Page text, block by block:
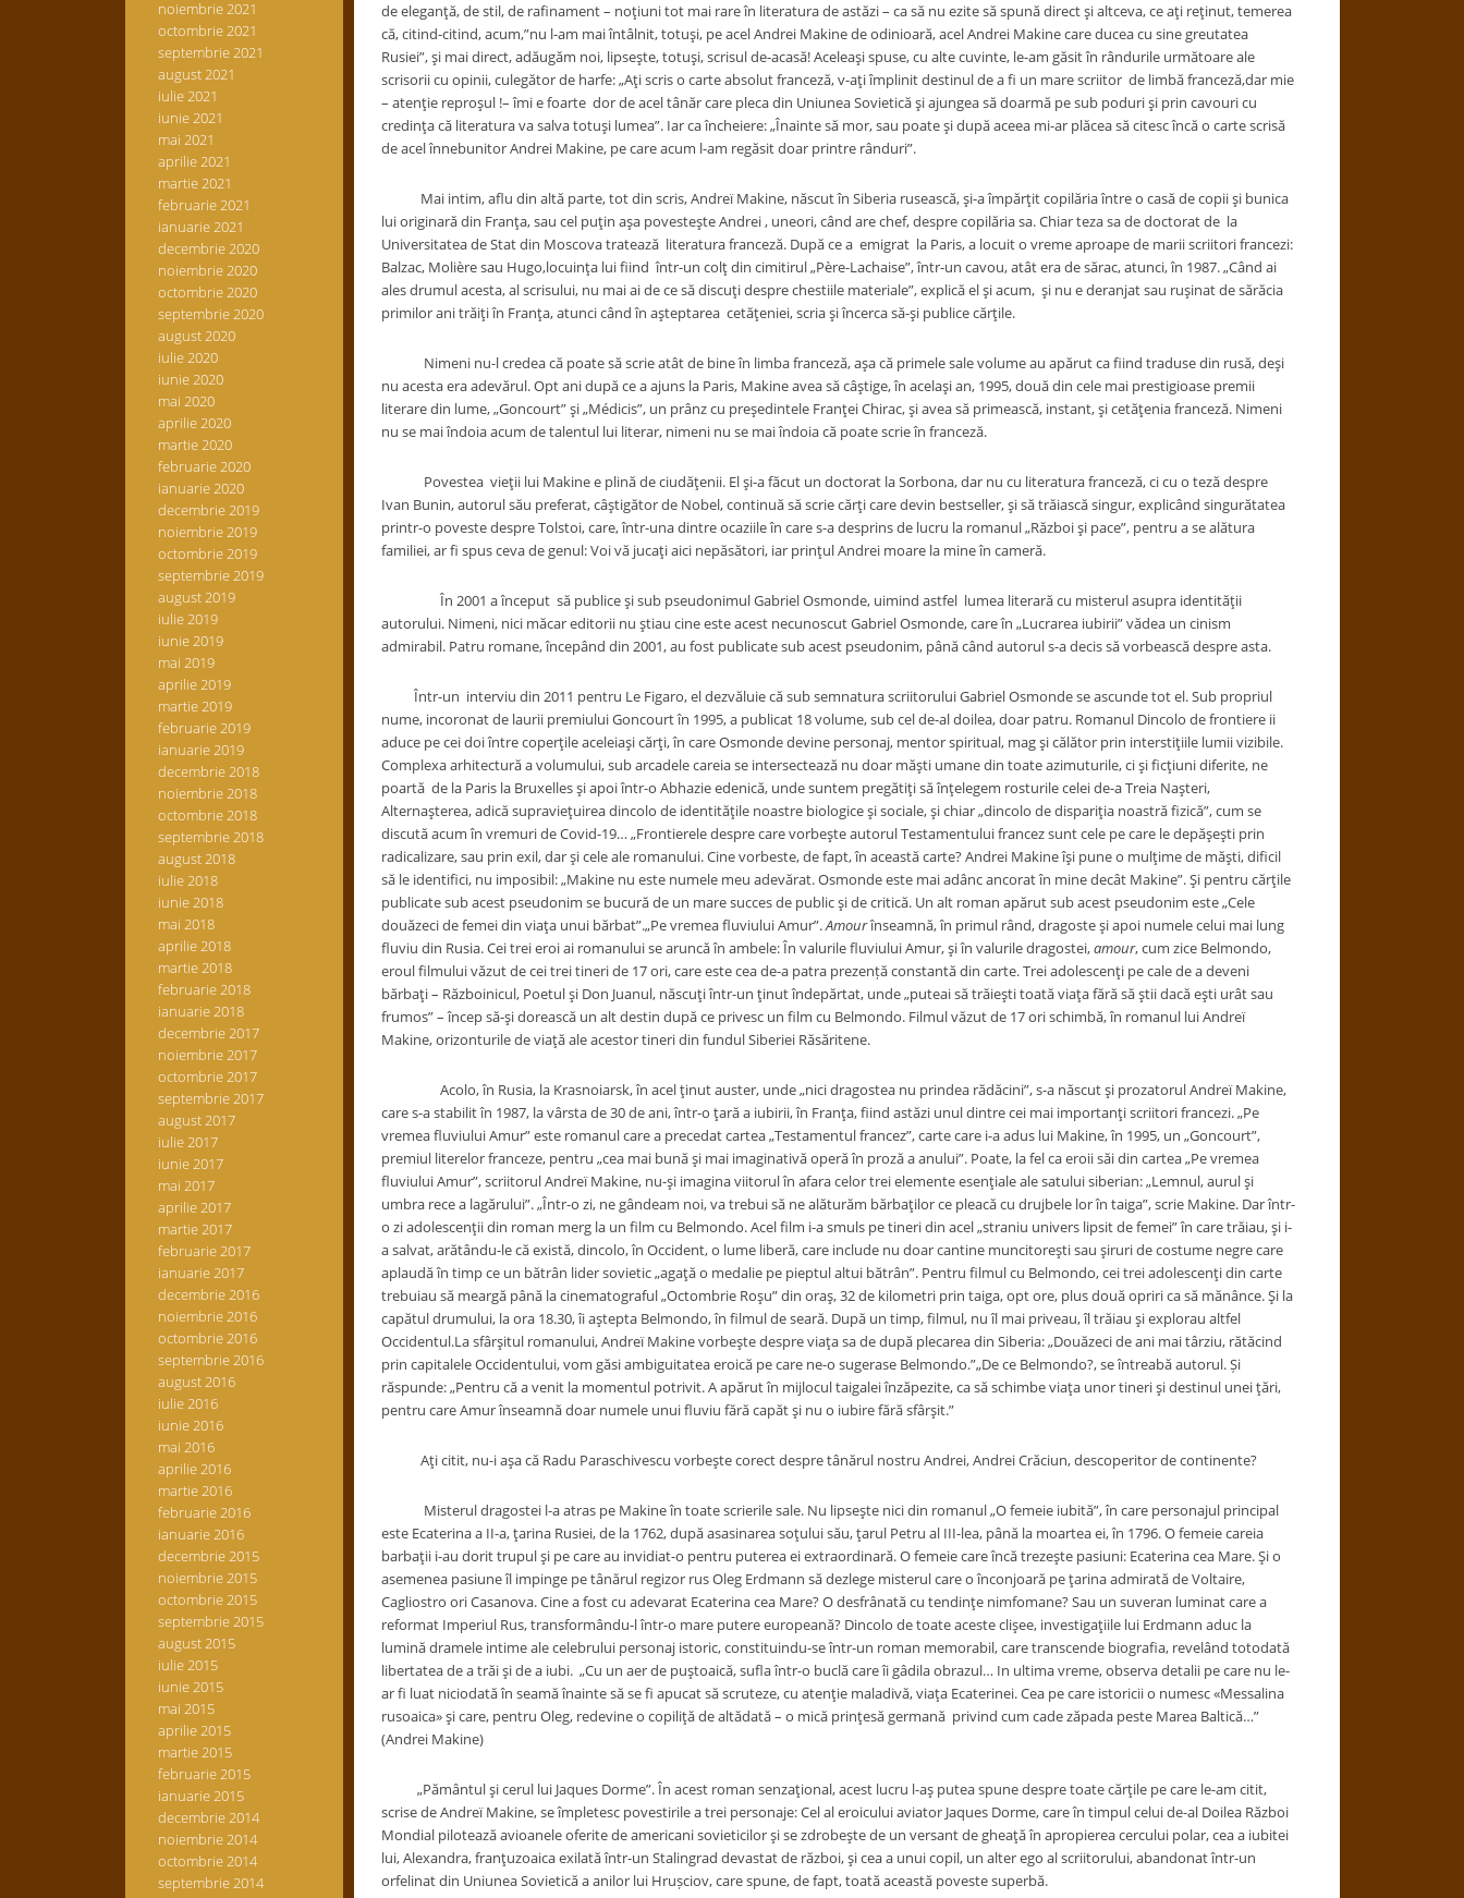
noiembrie 2021
octombrie 2021
septembrie 2021
august 2021
iulie 2021
iunie 2021
mai 2021
aprilie 2021
martie 2021
februarie 2021
ianuarie 2021
decembrie 2020
noiembrie 2020
octombrie 2020
septembrie 2020
august 2020
iulie 2020
iunie 2020
mai 2020
aprilie 2020
martie 2020
februarie 2020
ianuarie 2020
decembrie 2019
noiembrie 2019
octombrie 2019
septembrie 2019
august 2019
iulie 2019
iunie 2019
mai 2019
aprilie 2019
martie 2019
februarie 2019
ianuarie 2019
decembrie 2018
noiembrie 2018
octombrie 2018
septembrie 2018
august 2018
iulie 2018
iunie 2018
mai 2018
aprilie 2018
martie 2018
februarie 2018
ianuarie 2018
decembrie 2017
noiembrie 2017
octombrie 2017
septembrie 2017
august 2017
iulie 2017
iunie 2017
mai 2017
aprilie 2017
martie 2017
februarie 2017
ianuarie 2017
decembrie 2016
noiembrie 2016
octombrie 2016
septembrie 2016
august 2016
iulie 2016
iunie 2016
mai 2016
aprilie 2016
martie 2016
februarie 2016
ianuarie 2016
decembrie 2015
noiembrie 2015
octombrie 2015
septembrie 2015
august 2015
iulie 2015
iunie 2015
mai 2015
aprilie 2015
martie 2015
februarie 2015
ianuarie 2015
decembrie 2014
noiembrie 2014
octombrie 2014
septembrie 2014
de eleganţă, de stil, de rafinament – noţiuni tot mai rare în literatura de astăzi – ca să nu ezite să spună direct şi altceva, ce aţi reţinut, temerea
că, citind-citind, acum,”nu l-am mai întâlnit, totuşi, pe acel Andrei Makine de odinioară, acel Andrei Makine care ducea cu sine greutatea
Rusiei”, şi mai direct, adăugăm noi, lipseşte, totuşi, scrisul de-acasă! Aceleaşi spuse, cu alte cuvinte, le-am găsit în rândurile următoare ale
scrisorii cu opinii, culegător de harfe: „Aţi scris o carte absolut franceză, v-aţi împlinit destinul de a fi un mare scriitor de limbă franceză,dar mie
– atenţie reproşul !– îmi e foarte dor de acel tânăr care pleca din Uniunea Sovietică şi ajungea să doarmă pe sub poduri şi prin cavouri cu
credinţa că literatura va salva totuşi lumea”. Iar ca încheiere: „Înainte să mor, sau poate şi după aceea mi-ar plăcea să citesc încă o carte scrisă
de acel înnebunitor Andrei Makine, pe care acum l-am regăsit doar printre rânduri”.
Mai intim, aflu din altă parte, tot din scris, Andreï Makine, născut în Siberia rusească, şi-a împărţit copilăria între o casă de copii şi bunica
lui originară din Franţa, sau cel puţin aşa povesteşte Andrei , uneori, când are chef, despre copilăria sa. Chiar teza sa de doctorat de la
Universitatea de Stat din Moscova tratează literatura franceză. După ce a emigrat la Paris, a locuit o vreme aproape de marii scriitori francezi:
Balzac, Molière sau Hugo,locuinţa lui fiind într-un colţ din cimitirul „Père-Lachaise”, într-un cavou, atât era de sărac, atunci, în 1987. „Când ai
ales drumul acesta, al scrisului, nu mai ai de ce să discuţi despre chestiile materiale”, explică el şi acum, şi nu e deranjat sau ruşinat de sărăcia
primilor ani trăiţi în Franţa, atunci când în aşteptarea cetăţeniei, scria şi încerca să-şi publice cărţile.
Nimeni nu-l credea că poate să scrie atât de bine în limba franceză, aşa că primele sale volume au apărut ca fiind traduse din rusă, deşi
nu acesta era adevărul. Opt ani după ce a ajuns la Paris, Makine avea să câştige, în acelaşi an, 1995, două din cele mai prestigioase premii
literare din lume, „Goncourt” şi „Médicis”, un prânz cu preşedintele Franţei Chirac, şi avea să primească, instant, şi cetăţenia franceză. Nimeni
nu se mai îndoia acum de talentul lui literar, nimeni nu se mai îndoia că poate scrie în franceză.
Povestea vieţii lui Makine e plină de ciudăţenii. El şi-a făcut un doctorat la Sorbona, dar nu cu literatura franceză, ci cu o teză despre
Ivan Bunin, autorul său preferat, câştigător de Nobel, continuă să scrie cărţi care devin bestseller, şi să trăiască singur, explicând singurătatea
printr-o poveste despre Tolstoi, care, într-una dintre ocaziile în care s-a desprins de lucru la romanul „Război şi pace”, pentru a se alătura
familiei, ar fi spus ceva de genul: Voi vă jucaţi aici nepăsători, iar prinţul Andrei moare la mine în cameră.
În 2001 a început să publice şi sub pseudonimul Gabriel Osmonde, uimind astfel lumea literară cu misterul asupra identităţii
autorului. Nimeni, nici măcar editorii nu ştiau cine este acest necunoscut Gabriel Osmonde, care în „Lucrarea iubirii” vădea un cinism
admirabil. Patru romane, începând din 2001, au fost publicate sub acest pseudonim, până când autorul s-a decis să vorbească despre asta.
Într-un interviu din 2011 pentru Le Figaro, el dezvăluie că sub semnatura scriitorului Gabriel Osmonde se ascunde tot el. Sub propriul
nume, incoronat de laurii premiului Goncourt în 1995, a publicat 18 volume, sub cel de-al doilea, doar patru. Romanul Dincolo de frontiere ii
aduce pe cei doi între coperţile aceleiaşi cărţi, în care Osmonde devine personaj, mentor spiritual, mag şi călător prin interstiţiile lumii vizibile.
Complexa arhitectură a volumului, sub arcadele careia se intersectează nu doar măşti umane din toate azimuturile, ci şi ficţiuni diferite, ne
poartă de la Paris la Bruxelles şi apoi într-o Abhazie edenică, unde suntem pregătiţi să înţelegem rosturile celei de-a Treia Naşteri,
Alternaşterea, adică supravieţuirea dincolo de identităţile noastre biologice şi sociale, şi chiar „dincolo de dispariţia noastră fizică”, cum se
discută acum în vremuri de Covid-19… „Frontierele despre care vorbeşte autorul Testamentului francez sunt cele pe care le depăşeşti prin
radicalizare, sau prin exil, dar şi cele ale romanului. Cine vorbeste, de fapt, în această carte? Andrei Makine îşi pune o mulţime de măşti, dificil
să le identifici, nu imposibil: „Makine nu este numele meu adevărat. Osmonde este mai adânc ancorat în mine decât Makine”. Şi pentru cărţile
publicate sub acest pseudonim se bucură de un mare succes de public şi de critică. Un alt roman apărut sub acest pseudonim este „Cele
douăzeci de femei din viaţa unui bărbat”.„Pe vremea fluviului Amur”.Amourînseamnă, în primul rând, dragoste şi apoi numele celui mai lung
fluviu din Rusia. Cei trei eroi ai romanului se aruncă în ambele: În valurile fluviului Amur, şi în valurile dragostei,amour, cum zice Belmondo,
eroul filmului văzut de cei trei tineri de 17 ori, care este cea de-a patra prezență constantă din carte. Trei adolescenţi pe cale de a deveni
bărbaţi – Războinicul, Poetul şi Don Juanul, născuţi într-un ţinut îndepărtat, unde „puteai să trăieşti toată viaţa fără să ştii dacă eşti urât sau
frumos” – încep să-şi dorească un alt destin după ce privesc un film cu Belmondo. Filmul văzut de 17 ori schimbă, în romanul lui Andreï
Makine, orizonturile de viaţă ale acestor tineri din fundul Siberiei Răsăritene.
Acolo, în Rusia, la Krasnoiarsk, în acel ţinut auster, unde „nici dragostea nu prindea rădăcini”, s-a născut şi prozatorul Andreï Makine,
care s-a stabilit în 1987, la vârsta de 30 de ani, într-o ţară a iubirii, în Franţa, fiind astăzi unul dintre cei mai importanţi scriitori francezi. „Pe
vremea fluviului Amur” este romanul care a precedat cartea „Testamentul francez”, carte care i-a adus lui Makine, în 1995, un „Goncourt”,
premiul literelor franceze, pentru „cea mai bună şi mai imaginativă operă în proză a anului”. Poate, la fel ca eroii săi din cartea „Pe vremea
fluviului Amur”, scriitorul Andreï Makine, nu-şi imagina viitorul în afara celor trei elemente esenţiale ale satului siberian: „Lemnul, aurul şi
umbra rece a lagărului”. „Într-o zi, ne gândeam noi, va trebui să ne alăturăm bărbaţilor ce pleacă cu drujbele lor în taiga”, scrie Makine. Dar într-
o zi adolescenţii din roman merg la un film cu Belmondo. Acel film i-a smuls pe tineri din acel „straniu univers lipsit de femei” în care trăiau, şi i-
a salvat, arătându-le că există, dincolo, în Occident, o lume liberă, care include nu doar cantine muncitoreşti sau şiruri de costume negre care
aplaudă în timp ce un bătrân lider sovietic „agaţă o medalie pe pieptul altui bătrân”. Pentru filmul cu Belmondo, cei trei adolescenţi din carte
trebuiau să meargă până la cinematograful „Octombrie Roşu” din oraş, 32 de kilometri prin taiga, opt ore, plus două opriri ca să mănânce. Şi la
capătul drumului, la ora 18.30, îi aştepta Belmondo, în filmul de seară. După un timp, filmul, nu îl mai priveau, îl trăiau şi explorau altfel
Occidentul.La sfârşitul romanului, Andreï Makine vorbeşte despre viaţa sa de după plecarea din Siberia: „Douăzeci de ani mai târziu, rătăcind
prin capitalele Occidentului, vom găsi ambiguitatea eroică pe care ne-o sugerase Belmondo.”„De ce Belmondo?, se întreabă autorul. Și
răspunde: „Pentru că a venit la momentul potrivit. A apărut în mijlocul taigalei înzăpezite, ca să schimbe viaţa unor tineri şi destinul unei ţări,
pentru care Amur înseamnă doar numele unui fluviu fără capăt şi nu o iubire fără sfârşit.”
Aţi citit, nu-i aşa că Radu Paraschivescu vorbeşte corect despre tânărul nostru Andrei, Andrei Crăciun, descoperitor de continente?
Misterul dragostei l-a atras pe Makine în toate scrierile sale. Nu lipseşte nici din romanul „O femeie iubită”, în care personajul principal
este Ecaterina a II-a, ţarina Rusiei, de la 1762, după asasinarea soţului său, ţarul Petru al III-lea, până la moartea ei, în 1796. O femeie careia
barbaţii i-au dorit trupul şi pe care au invidiat-o pentru puterea ei extraordinară. O femeie care încă trezeşte pasiuni: Ecaterina cea Mare. Şi o
asemenea pasiune îl impinge pe tânărul regizor rus Oleg Erdmann să dezlege misterul care o înconjoară pe ţarina admirată de Voltaire,
Cagliostro ori Casanova. Cine a fost cu adevarat Ecaterina cea Mare? O desfrânată cu tendinţe nimfomane? Sau un suveran luminat care a
reformat Imperiul Rus, transformându-l într-o mare putere europeană? Dincolo de toate aceste clişee, investigaţiile lui Erdmann aduc la
lumină dramele intime ale celebrului personaj istoric, constituindu-se într-un roman memorabil, care transcende biografia, revelând totodată
libertatea de a trăi şi de a iubi. „Cu un aer de puştoaică, sufla într-o buclă care îi gâdila obrazul… In ultima vreme, observa detalii pe care nu le-
ar fi luat niciodată în seamă înainte să se fi apucat să scruteze, cu atenţie maladivă, viaţa Ecaterinei. Cea pe care istoricii o numesc «Messalina
rusoaica» şi care, pentru Oleg, redevine o copiliţă de altădată – o mică prinţesă germană privind cum cade zăpada peste Marea Baltică…”
(Andrei Makine)
„Pământul şi cerul lui Jaques Dorme”. În acest roman senzaţional, acest lucru l-aş putea spune despre toate cărţile pe care le-am citit,
scrise de Andreï Makine, se împletesc povestirile a trei personaje: Cel al eroicului aviator Jaques Dorme, care în timpul celui de-al Doilea Război
Mondial pilotează avioanele oferite de americani sovieticilor şi se zdrobeşte de un versant de gheaţă în apropierea cercului polar, cea a iubitei
lui, Alexandra, franţuzoaica exilată într-un Stalingrad devastat de război, şi cea a unui copil, un alter ego al scriitorului, abandonat într-un
orfelinat din Uniunea Sovietică a anilor lui Hrușciov, care spune, de fapt, toată această poveste superbă.